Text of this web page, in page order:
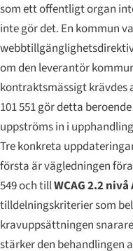
som ett offentligt organ
inte gör det. En kommun
om den leverantör
kontraktsmässigt krävdes
101 551 gör detta
uppströms in i
Tre konkreta
första är vägledningen
549 och tillWCAG 2.2 nivå
tilldelningskriterier som
kravuppsättningen
stärker den behandlingen